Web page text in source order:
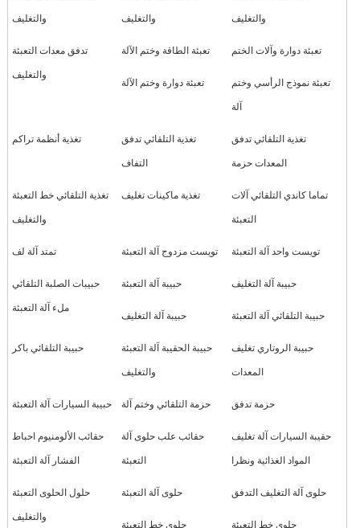
والتغليف والتغليف والتغليف
تدفق معدات التعبئة
والتغليف
تعبئة الطاقة وختم الآلة تعبئة دوارة وآلات الختم
تعبئة دوارة وختم الآلة تعبئة نموذج الرأسي وختم
آلة
تغذية أنظمة تراكم تغذية التلقائي تدفق
التفاف
تغذية التلقائي تدفق
المعدات حزمة
تغذية التلقائي خط التعبئة
والتغليف
تغذية ماكينات تغليف تماما كاندي التلقائي آلات
التعبئة
تمتد آلة لف تويست مزدوج آلة التعبئة تويست واحد آلة التعبئة
حبيبات الصلبة التلقائي
ملء آلة التعبئة
حبيبة آلة التعبئة حبيبة آلة التغليف
حبيبة آلة التغليف حبيبة التلقائي آلة التعبئة
حبيبة التلقائي باكر حبيبة الحقيبة آلة التعبئة
والتغليف
حبيبة الروتاري تغليف
المعدات
حبيبة السيارات آلة التعبئة حزمة التلقائي وختم آلة حزمة تدفق
حقائب الألومنيوم احباط
الفشار آلة التعبئة
حقائب علب حلوى آلة
التعبئة
حقيبة السيارات آلة تغليف
المواد الغذائية ونظرا
حلول الحلوى التعبئة
والتغليف
حلوى آلة التعبئة حلوى آلة التغليف التدفق
حلوى خط التعبئة حلوى خط التعبئة